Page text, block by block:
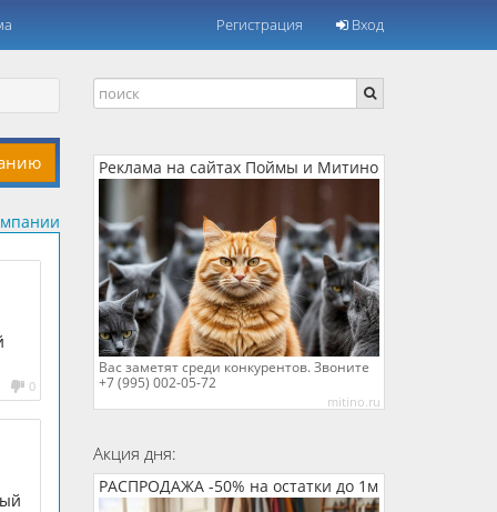
Регистрация Вход
0
Реклама на сайтах Поймы и Митино
Вас заметят среди конкурентов. Звоните
+7 (995) 002-05-72
mitino.ru
Акция дня:
РАСПРОДАЖА -50% на остатки до 1м